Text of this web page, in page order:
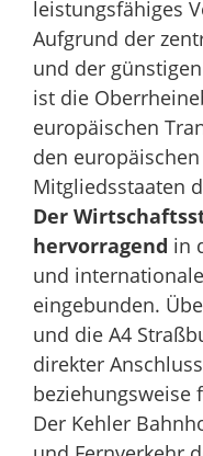
leistungsfähiges
Aufgrund der
und der
ist die
europäischen
den
Mitgliedsstaaten
Der
hervorragend in
und
eingebunden.
und die A4
direkter
beziehungsweise
Der Kehler